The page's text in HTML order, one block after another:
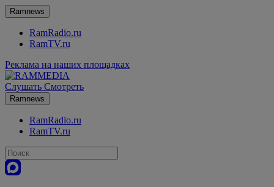
Ramnews
RamRadio.ru
RamTV.ru
Реклама на наших площадках
Слушать Смотреть
Ramnews
RamRadio.ru
RamTV.ru